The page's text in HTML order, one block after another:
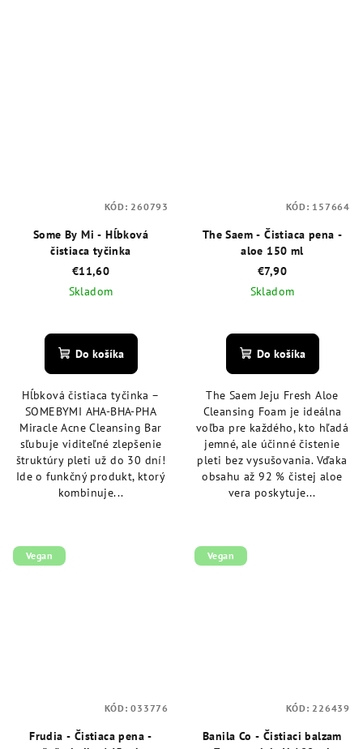
Some By Mi - Hĺbková
čistiaca tyčinka
€11,60
Skladom
hodnotenie
produktu
z
5
hviezdičiek.
Do košíka
Hĺbková čistiaca tyčinka –
SOMEBYMI AHA-BHA-PHA
Miracle Acne Cleansing Bar
sľubuje viditeľné zlepšenie
štruktúry pleti už do 30 dní!
Ide o funkčný produkt, ktorý
kombinuje...
KÓD: 260793
The Saem - Čistiaca pena -
aloe 150 ml
€7,90
Skladom
hodnotenie
produktu
z
5
hviezdičiek.
Do košíka
The Saem Jeju Fresh Aloe
Cleansing Foam je ideálna
voľba pre každého, kto hľadá
jemné, ale účinné čistenie
pleti bez vysušovania. Vďaka
obsahu až 92 % čistej aloe
vera poskytuje...
KÓD: 157664
Vegan
Frudia - Čistiaca pena -
KÓD:033776
Vegan
Banila Co - Čistiaci balzam
KÓD: 226439